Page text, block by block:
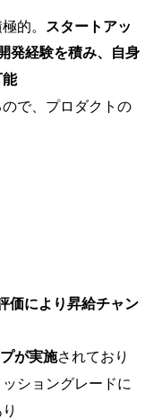
的。
スタートアッ
発経験を積み、自身
能
で、プロダクトの
価により昇給チャン
が実施されており
ショングレードに